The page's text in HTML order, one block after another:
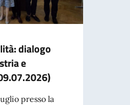
dialogo
e
presso la